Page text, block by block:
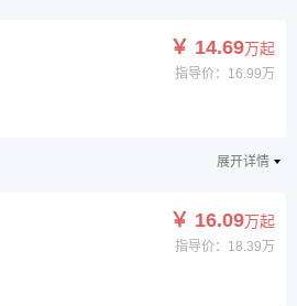
￥ 14.69万起
指导价：16.99万
展开详情
￥ 16.09万起
指导价：18.39万